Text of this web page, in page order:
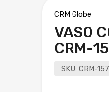
CRM Globe
VASO
CRM-
SKU: CRM-